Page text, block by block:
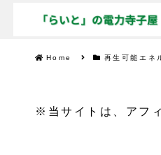
Home 再生可能エネ
※当サイトは、アフ